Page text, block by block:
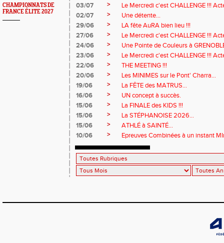
CHAMPIONNATS DE
FRANCE ÉLITE 2027
03/07
>
Le Mercredi c'est CHALLENGE !!!
02/07
>
Une détente...
29/06
>
LA fête AuRA bien lieu !!!
27/06
>
Le Mercredi c'est CHALLENGE !!!
24/06
>
Une Pointe de Couleurs à
23/06
>
Le Mercredi c'est CHALLENGE !!!
22/06
>
THE MEETING !!!
20/06
>
Les MINIMES sur le Pont' Charra...
19/06
>
La FÊTE des MATRUS...
16/06
>
UN concept à succès.
15/06
>
La FINALE des KIDS !!!
15/06
>
La STÉPHANOISE 2026...
15/06
>
ATHLÉ à SAINTÉ...
10/06
> Epreuves Combinées à un instant